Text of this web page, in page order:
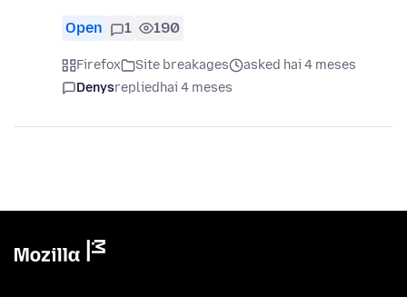
Open 1 190
Firefox Site breakages
asked hai 4 meses
Denysrepliedhai 4 meses